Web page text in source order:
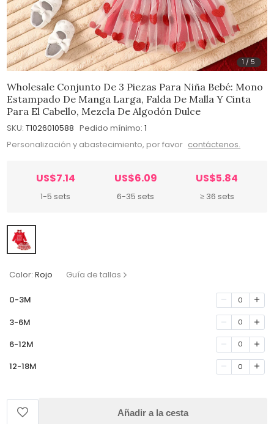
1 / 5
Wholesale Conjunto De 3 Piezas Para Niña Bebé: Mono
Estampado De Manga Larga, Falda De Malla Y Cinta
Para El Cabello, Mezcla De Algodón Dulce
SKU: T1026010588 Pedido mínimo: 1
Personalización y abastecimiento, por favor contáctenos.
US$7.14
1-5 sets
US$6.09
6-35 sets
US$5.84
≥ 36 sets
Color: Rojo Guía de tallas
0-3M 0
3-6M 0
6-12M 0
12-18M 0
Añadir a la cesta